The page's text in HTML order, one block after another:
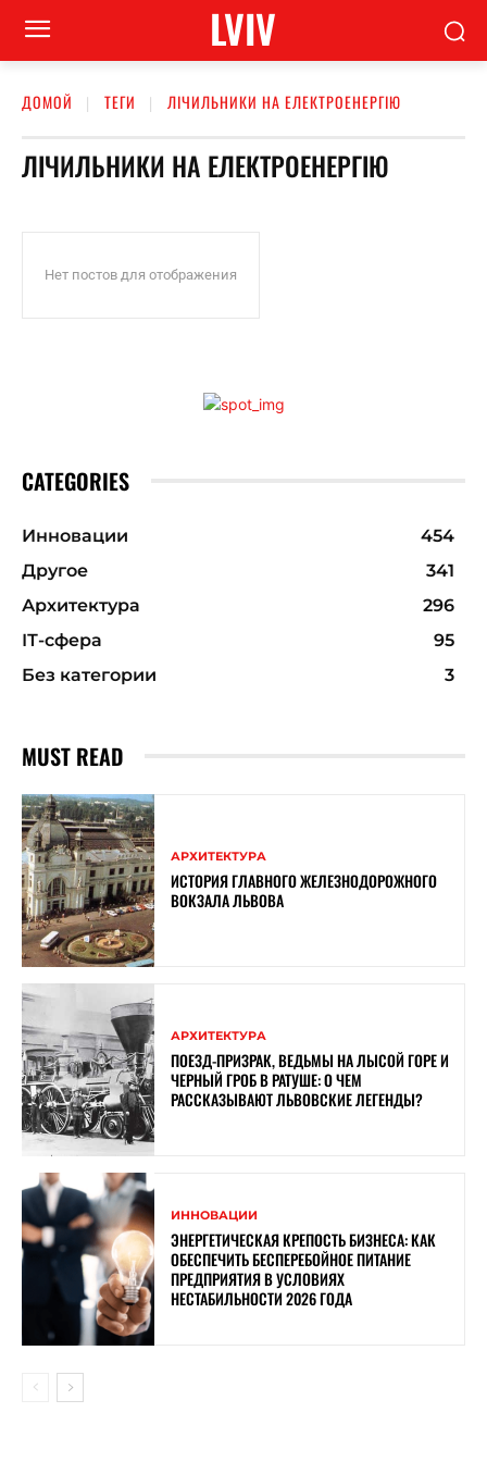
LVIV
ДОМОЙ ТЕГИ ЛІЧИЛЬНИКИ НА ЕЛЕКТРОЕНЕРГІЮ
ЛІЧИЛЬНИКИ НА ЕЛЕКТРОЕНЕРГІЮ
Нет постов для отображения
CATEGORIES
Инновации
454
Другое
341
Архитектура
296
ІТ-сфера
95
Без категории
3
MUST READ
АРХИТЕКТУРА
ИСТОРИЯ ГЛАВНОГО ЖЕЛЕЗНОДОРОЖНОГО
ВОКЗАЛА ЛЬВОВА
АРХИТЕКТУРА
ПОЕЗД-ПРИЗРАК, ВЕДЬМЫ НА ЛЫСОЙ ГОРЕ И
ЧЕРНЫЙ ГРОБ В РАТУШЕ: О ЧЕМ
РАССКАЗЫВАЮТ ЛЬВОВСКИЕ ЛЕГЕНДЫ?
ИННОВАЦИИ
ЭНЕРГЕТИЧЕСКАЯ КРЕПОСТЬ БИЗНЕСА: КАК
ОБЕСПЕЧИТЬ БЕСПЕРЕБОЙНОЕ ПИТАНИЕ
ПРЕДПРИЯТИЯ В УСЛОВИЯХ
НЕСТАБИЛЬНОСТИ 2026 ГОДА